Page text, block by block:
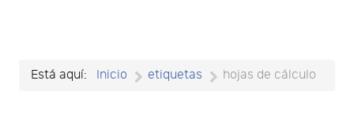
Está aquí: Inicio etiquetas hojas de cálculo